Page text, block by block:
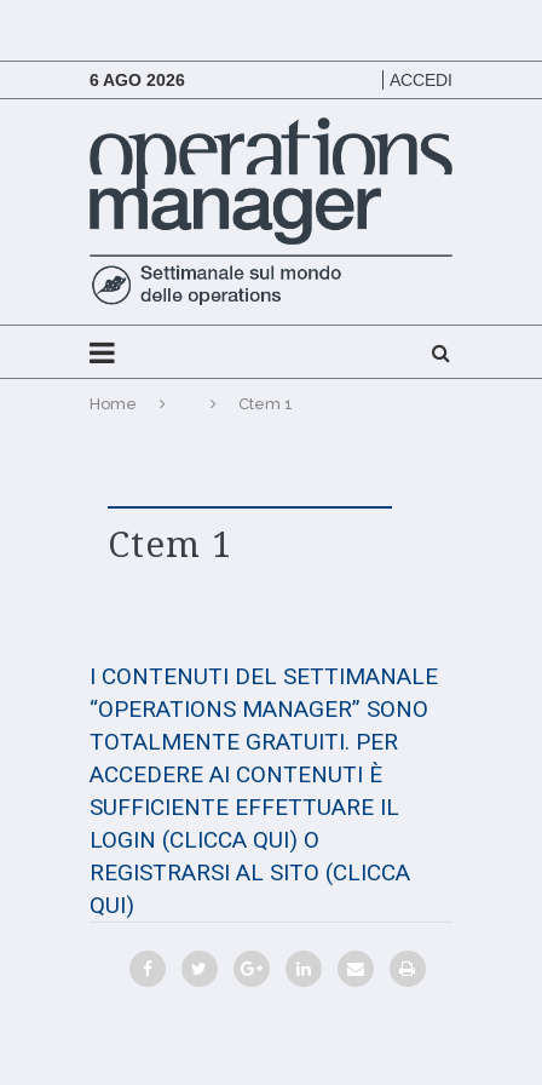
6 AGO 2026 ACCEDI
Home Ctem 1
Ctem 1
I CONTENUTI DEL SETTIMANALE
“OPERATIONS MANAGER” SONO
TOTALMENTE GRATUITI. PER
ACCEDERE AI CONTENUTI È
SUFFICIENTE EFFETTUARE IL
LOGIN (CLICCA QUI) O
REGISTRARSI AL SITO (CLICCA
QUI)